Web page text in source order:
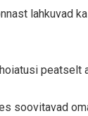
lahkuvad
soovitavad